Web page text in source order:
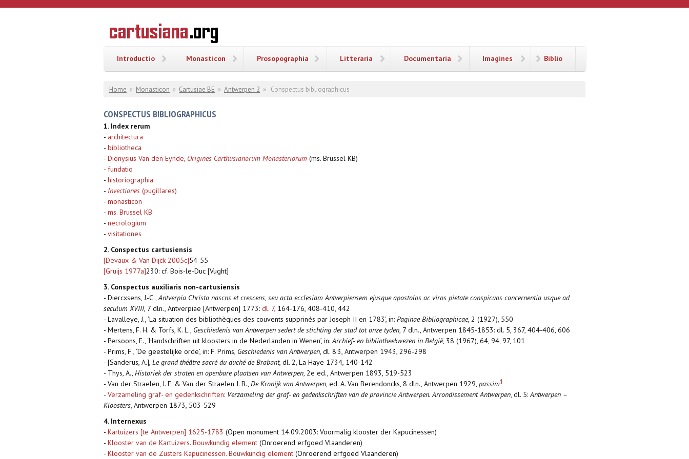
Overslaan en naar de inhoud gaan
CARTUSIANA
Geschiedenis
van de
Introductio Monasticon Prosopographia Litteraria Documentaria Imagines Biblio
U bent hier
Home » Monasticon » Cartusiae BE » Antwerpen 2 » Conspectus bibliographicus
CONSPECTUS BIBLIOGRAPHICUS
1. Index rerum
- architectura
- bibliotheca
- Dionysius Van den Eynde, Origines Carthusianorum Monasteriorum (ms. Brussel KB)
- fundatio
- historiographia
- Invectiones (pugillares)
- monasticon
- ms. Brussel KB
- necrologium
- visitationes
2. Conspectus cartusiensis
[Devaux & Van Dijck 2005c]54-55
[Gruijs 1977a]230: cf. Bois-le-Duc [Vught]
3. Conspectus auxiliaris non-cartusiensis
- Diercxsens, J.-C.,Antverpia Christo nascns et crescens, seu acta ecclesiam Antverpiensem ejusque apostolos ac viros pietate conspicuos concernentia usque ad
seculum XVIII, 7 dln., Antverpiae [Antwerpen] 1773: dl. 7, 164-176, 408-410, 442
- Lavalleye, J., ‘La situation des bibliothèques des couvents supprinés par Joseph II en 1783’, in: Paginae Bibliographicae, 2 (1927), 550
- Mertens, F. H. & Torfs, K. L., Geschiedenis van Antwerpen sedert de stichting der stad tot onze tyden, 7 dln., Antwerpen 1845-1853: dl. 5, 367, 404-406, 606
- Persoons, E., ‘Handschriften uit kloosters in de Nederlanden in Wenen’, in:Archief- en bibliotheekwezen in België, 38 (1967), 64, 94, 97, 101
- Prims, F., ‘De geestelijke orde’, in: F. Prims, Geschiedenis van Antwerpen, dl. 8:3, Antwerpen 1943, 296-298
- [Sanderus, A.], Le grand théâtre sacré du duché de Brabant, dl. 2, La Haye 1734, 140-142
- Thys, A., Historiek der straten en openbare plaatsen van Antwerpen, 2e ed., Antwerpen 1893, 519-523
- Van der Straelen, J. F. & Van der Straelen J. B., De Kronijk van Antwerpen, ed. A. Van Berendoncks, 8 dln., Antwerpen 1929, passim1
- Verzameling graf- en gedenkschriften: Verzameling der graf- en gedenkschriften van de provincie Antwerpen. Arrondissement Antwerpen, dl. 5:Antwerpen –
Kloosters, Antwerpen 1873, 503-529
4. Internexus
- Kartuizers [te Antwerpen] 1625-1783 (Open monument 14.09.2003: Voormalig klooster der Kapucinessen)
- Klooster van de Kartuizers. Bouwkundig element (Onroerend erfgoed Vlaanderen)
- Klooster van de Zusters Kapucinessen. Bouwkundig element (Onroerend erfgoed Vlaanderen)